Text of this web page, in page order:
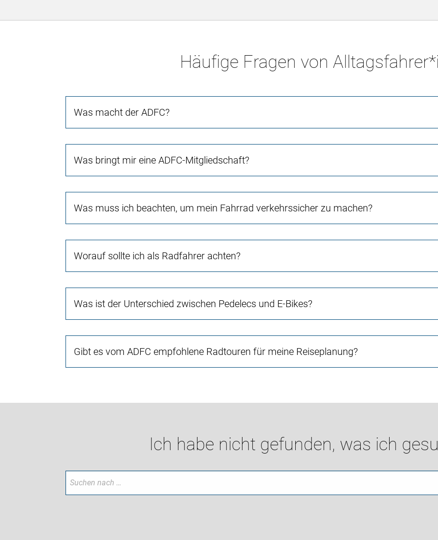
Häufige Fragen von
Was macht der ADFC?
Was bringt mir eine ADFC-Mitgliedschaft?
Was muss ich beachten, um mein Fahrrad verkehrssicher zu machen?
Worauf sollte ich als Radfahrer achten?
Was ist der Unterschied zwischen Pedelecs und E-Bikes?
Gibt es vom ADFC empfohlene Radtouren für meine Reiseplanung?
Ich habe nicht gefunden, was ich